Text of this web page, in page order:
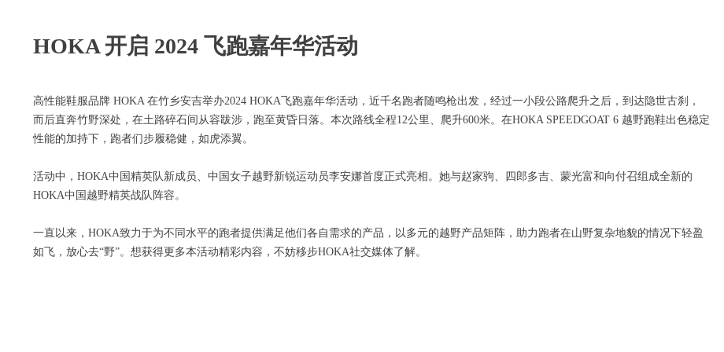
HOKA 开启 2024 飞跑嘉年华活动
高性能鞋服品牌 HOKA 在竹乡安吉举办2024 HOKA飞跑嘉年华活动，近千名跑者随鸣枪出发，经过一小段公路爬升之后，到达隐世古刹，
而后直奔竹野深处，在土路碎石间从容跋涉，跑至黄昏日落。本次路线全程12公里、爬升600米。在HOKA SPEEDGOAT 6 越野跑鞋出色稳定
性能的加持下，跑者们步履稳健，如虎添翼。
活动中，HOKA中国精英队新成员、中国女子越野新锐运动员李安娜首度正式亮相。她与赵家驹、四郎多吉、蒙光富和向付召组成全新的
HOKA中国越野精英战队阵容。
一直以来，HOKA致力于为不同水平的跑者提供满足他们各自需求的产品，以多元的越野产品矩阵，助力跑者在山野复杂地貌的情况下轻盈
如飞，放心去“野”。想获得更多本活动精彩内容，不妨移步HOKA社交媒体了解。